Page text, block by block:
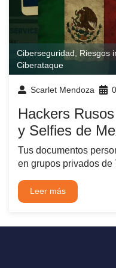
Ciberseguridad Riesgos
Ciberataque
Scarlet Mendoza
Hackers
y Selfies de
Tus documentos
en grupos privados de
Leer más